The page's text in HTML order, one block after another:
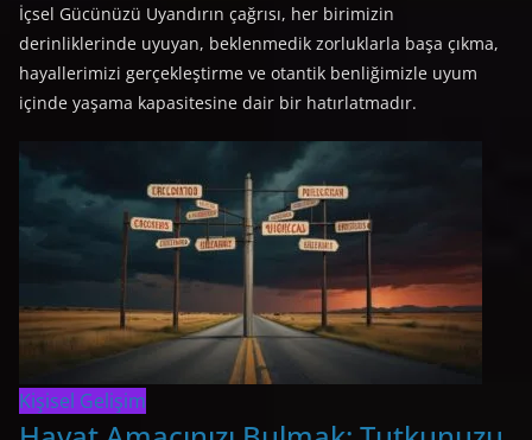
İçsel Gücünüzü Uyandırın çağrısı, her birimizin
derinliklerinde uyuyan, beklenmedik zorluklarla başa çıkma,
hayallerimizi gerçekleştirme ve otantik benliğimizle uyum
içinde yaşama kapasitesine dair bir hatırlatmadır.
Kişisel Gelişim